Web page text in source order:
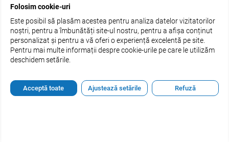
Folosim cookie-uri
Este posibil să plasăm acestea pentru analiza datelor vizitatorilor
noștri, pentru a îmbunătăți site-ul nostru, pentru a afișa conținut
personalizat și pentru a vă oferi o experiență excelentă pe site.
Pentru mai multe informații despre cookie-urile pe care le utilizăm
deschidem setările.
Acceptă toate Ajustează setările Refuză